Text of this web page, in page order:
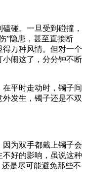
碰。一旦受到碰撞，
”隐患，甚至直接断
万种风情。但对一个
闹这了，分分钟不断
平时走动时，镯子间
发生，镯子还是不双
为双手都戴上镯子会
好的影响，虽说这种
是尽可能避免那些不